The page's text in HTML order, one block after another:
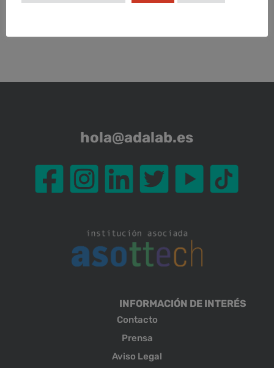
hola@adalab.es
INFORMACIÓN DE INTERÉS
Contacto
Prensa
Aviso Legal